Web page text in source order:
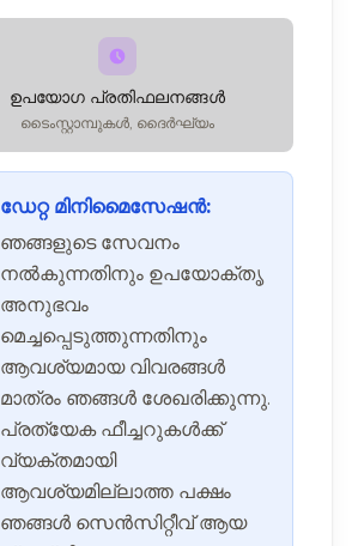
ഉപയോഗ പ്രതിഫലനങ്ങൾ
ടൈംസ്റ്റാമ്പുകൾ, ദൈർഘ്യം
ഡേറ്റ മിനിമൈസേഷൻ:
ഞങ്ങളുടെ സേവനം
നൽകുന്നതിനും ഉപയോക്തൃ
അനുഭവം
മെച്ചപ്പെടുത്തുന്നതിനും
ആവശ്യമായ വിവരങ്ങൾ
മാത്രം ഞങ്ങൾ ശേഖരിക്കുന്നു.
പ്രത്യേക ഫീച്ചറുകൾക്ക്
വ്യക്തമായി
ആവശ്യമില്ലാത്ത പക്ഷം
ഞങ്ങൾ സെൻസിറ്റീവ് ആയ